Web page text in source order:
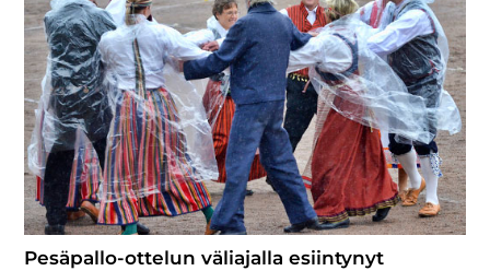
Pesäpallo-ottelun väliajalla esiintynyt